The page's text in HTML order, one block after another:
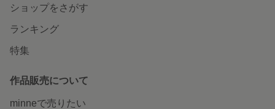
ショップをさがす
ランキング
特集
作品販売について
minneで売りたい